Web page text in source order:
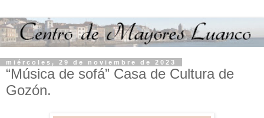
miércoles, 29 de noviembre de 2023
“Música de sofá” Casa de Cultura de
Gozón.